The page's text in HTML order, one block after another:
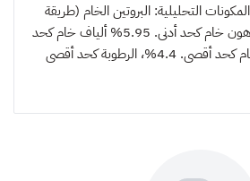
التحليلية: البروتين الخام (طريقة
كيلدال) دقيقة. 11.2% دهون خام كحد أدنى. 5.95% ألياف خام كحد